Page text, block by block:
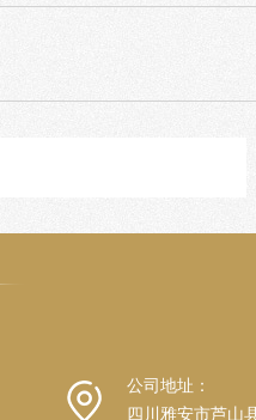
公司地址：
四川雅安市芦山